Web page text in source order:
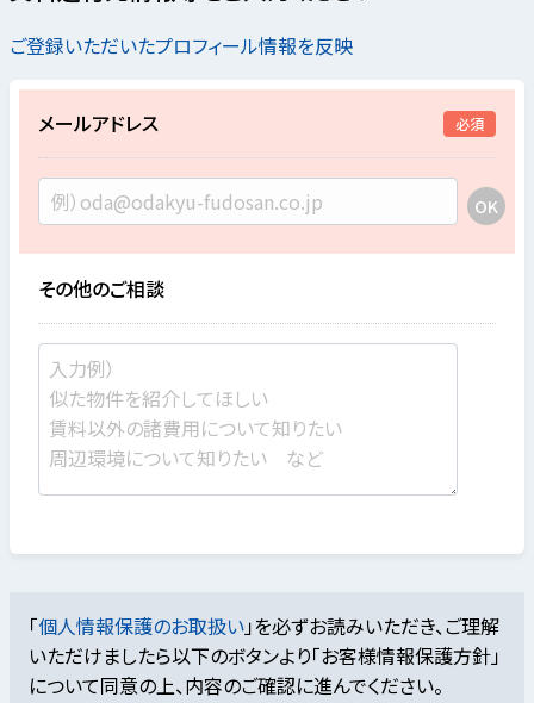
ご登録いただいたプロフィール情報を反映
メールアドレス 必須
その他のご相談
「個人情報保護のお取扱い」を必ずお読みいただき、ご理解
いただけましたら以下のボタンより「お客様情報保護方針」
について同意の上、内容のご確認に進んでください。